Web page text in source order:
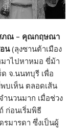
ภณ – คุณกฤษณา
น(ลุงซานต้าเมือง
าไปหาหมอ ขี่ม้า
จ.นนทบุรี เพื่อ
บเห็น ตลอดเส้น
นวนมาก เมื่อช่วง
ก่อนเริ่มพิธี
มารดา ซึ่งเป็นผู้